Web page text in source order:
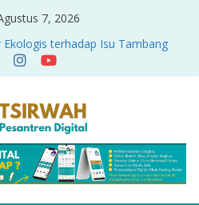
7, 2026
Ekologis terhadap Isu Tambang
IDIOLOGI PADA TAFSIR
dalam Al-Qur’an: “Ketika
di Sosmed”
Kisah Lukman Menjadi